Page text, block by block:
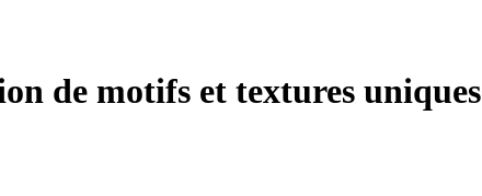
de motifs et textures uniques